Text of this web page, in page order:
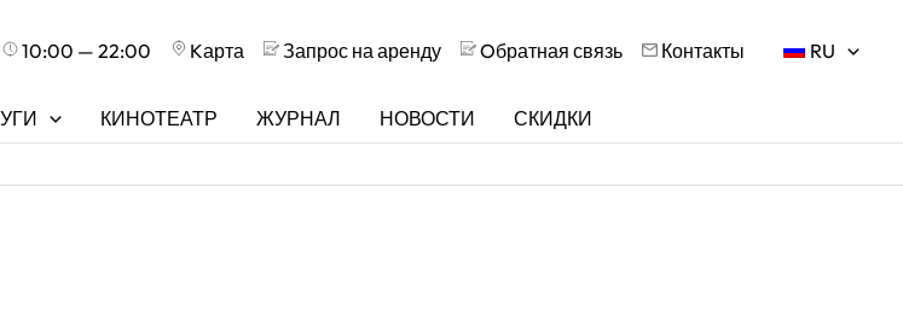
10:00 — 22:00 Kарта Запрос на аренду Oбратная связь Контакты RU
КИНОТЕАТР ЖУРНАЛ НОВОСТИ СКИДКИ